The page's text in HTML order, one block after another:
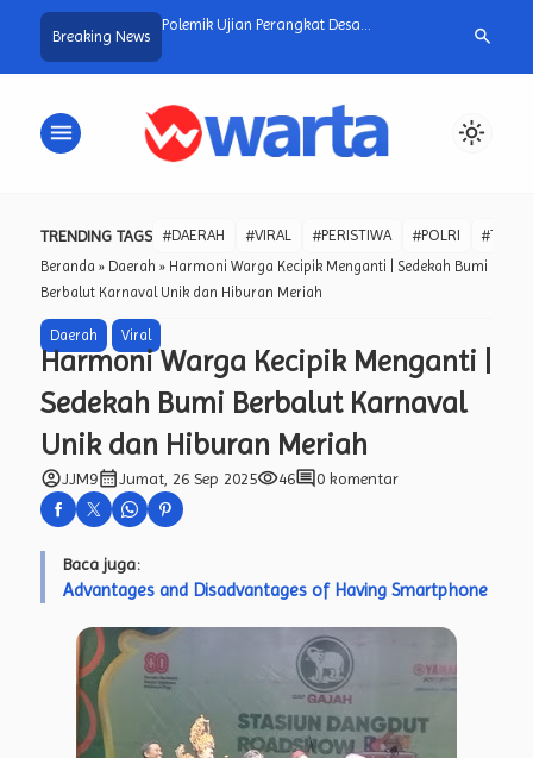
Breaking News
menjadi tempat
Polemik Ujian Perangkat Desa
Panitia Tidak Transparan dan
Pertanyakan Legalitas Pihak Ketiga
Sinergi
di Glagah
search
menu light_mode
TRENDING TAGS #DAERAH #VIRAL #PERISTIWA #POLRI
#TNI
Beranda » Daerah » Harmoni Warga Kecipik Menganti | Sedekah Bumi
Berbalut Karnaval Unik dan Hiburan Meriah
Daerah Viral
Harmoni Warga Kecipik Menganti |
Sedekah Bumi Berbalut Karnaval
Unik dan Hiburan Meriah
account_circleJJM9calendar_monthJumat, 26 Sep 2025visibility46comment0 komentar
Baca juga:
Advantages and Disadvantages of Having Smartphone